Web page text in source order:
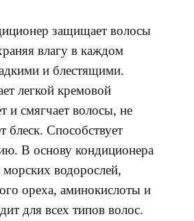
защищает волосы
влагу в каждом
и блестящими.
легкой кремовой
и смягчает волосы, не
блеск. Способствует
В основу кондиционера
водорослей,
ореха, аминокислоты и
для всех типов волос.